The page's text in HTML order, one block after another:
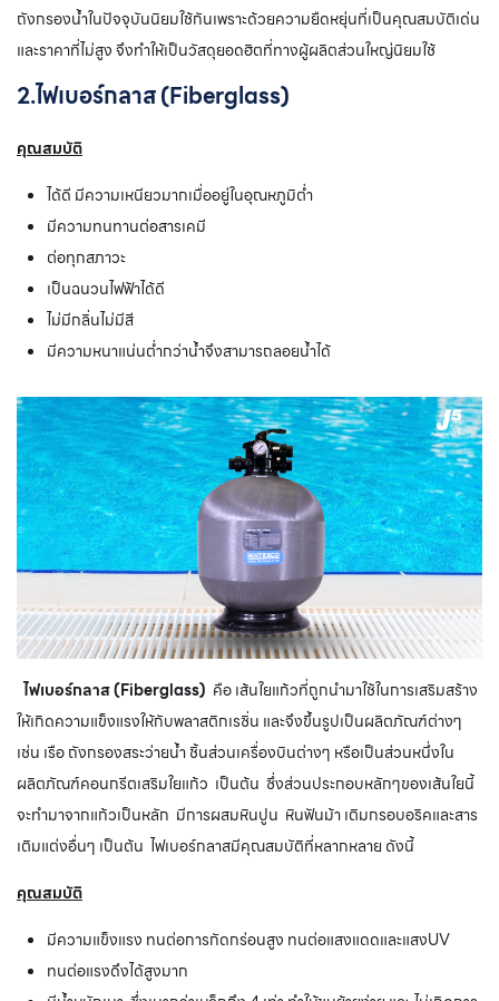
ถังกรองน้ำในปัจจุบันนิยมใช้กันเพราะด้วยความยืดหยุ่นที่เป็นคุณสมบัติเด่น
และราคาที่ไม่สูง จึงทำให้เป็นวัสดุยอดฮิตที่ทางผู้ผลิตส่วนใหญ่นิยมใช้
2.ไฟเบอร์กลาส (Fiberglass)
คุณสมบัติ
ได้ดี มีความเหนียวมากเมื่ออยู่ในอุณหภูมิต่ำ
มีความทนทานต่อสารเคมี
ต่อทุกสภาวะ
เป็นฉนวนไฟฟ้าได้ดี
ไม่มีกลิ่นไม่มีสี
มีความหนาแน่นต่ำกว่าน้ำจึงสามารถลอยน้ำได้
ไฟเบอร์กลาส (Fiberglass) คือ เส้นใยแก้วที่ถูกนำมาใช้ในการเสริมสร้าง
ให้เกิดความแข็งแรงให้กับพลาสติกเรซิ่น และจึงขึ้นรูปเป็นผลิตภัณฑ์ต่างๆ
เช่น เรือ ถังกรองสระว่ายน้ำ ชิ้นส่วนเครื่องบินต่างๆ หรือเป็นส่วนหนึ่งใน
ผลิตภัณฑ์คอนกรีตเสริมใยแก้ว เป็นต้น ซึ่งส่วนประกอบหลักๆของเส้นใยนี้
จะทำมาจากแก้วเป็นหลัก มีการผสมหินปูน หินฟันม้า เติมกรอบอริคและสาร
เติมแต่งอื่นๆ เป็นต้น ไฟเบอร์กลาสมีคุณสมบัติที่หลากหลาย ดังนี้
คุณสมบัติ
มีความแข็งแรง ทนต่อการกัดกร่อนสูง ทนต่อแสงแดดและแสงUV
ทนต่อแรงดึงได้สูงมาก